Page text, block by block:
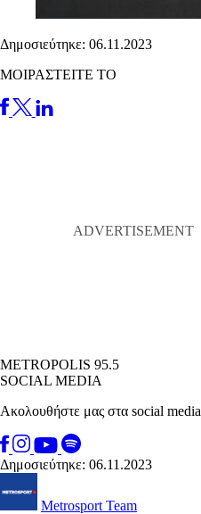
Δημοσιεύτηκε: 06.11.2023
ΜΟΙΡΑΣΤΕΙΤΕ ΤΟ
METROPOLIS 95.5
SOCIAL MEDIA
Ακολουθήστε μας στα social media
Δημοσιεύτηκε: 06.11.2023
Metrosport Team